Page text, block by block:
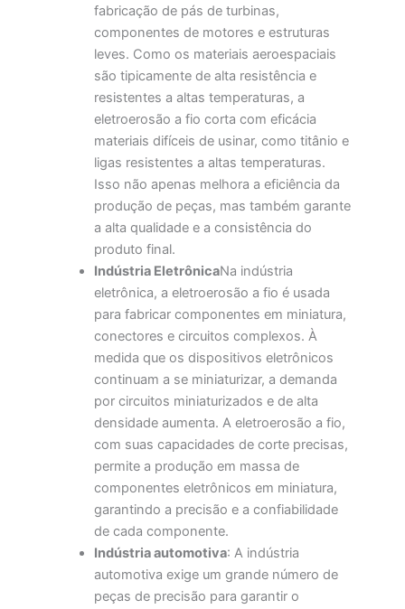
fabricação de pás de turbinas,
componentes de motores e estruturas
leves. Como os materiais aeroespaciais
são tipicamente de alta resistência e
resistentes a altas temperaturas, a
eletroerosão a fio corta com eficácia
materiais difíceis de usinar, como titânio e
ligas resistentes a altas temperaturas.
Isso não apenas melhora a eficiência da
produção de peças, mas também garante
a alta qualidade e a consistência do
produto final.
Indústria EletrônicaNa indústria
eletrônica, a eletroerosão a fio é usada
para fabricar componentes em miniatura,
conectores e circuitos complexos. À
medida que os dispositivos eletrônicos
continuam a se miniaturizar, a demanda
por circuitos miniaturizados e de alta
densidade aumenta. A eletroerosão a fio,
com suas capacidades de corte precisas,
permite a produção em massa de
componentes eletrônicos em miniatura,
garantindo a precisão e a confiabilidade
de cada componente.
Indústria automotiva: A indústria
automotiva exige um grande número de
peças de precisão para garantir o